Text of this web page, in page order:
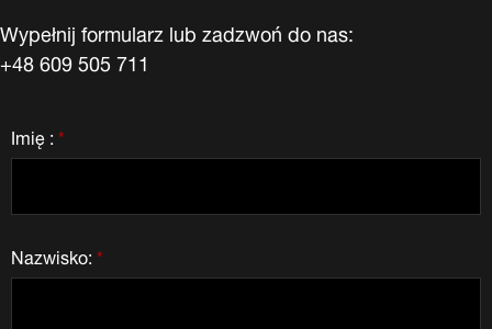
Wypełnij formularz lub zadzwoń do nas:
+48 609 505 711
*
Imię :
*
Nazwisko: